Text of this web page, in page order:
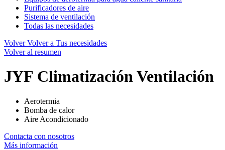
Purificadores de aire
Sistema de ventilación
Todas las necesidades
Volver Volver a Tus necesidades
Volver al resumen
JYF Climatización Ventilación
Aerotermia
Bomba de calor
Aire Acondicionado
Contacta con nosotros
Más información